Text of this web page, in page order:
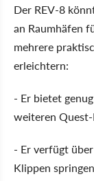
Der REV-8
an Raumhäfen
mehrere
erleichtern:
- Er bietet
weiteren
- Er verfügt
Klippen